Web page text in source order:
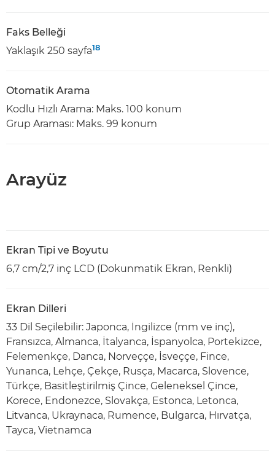
Faks Belleği
Yaklaşık 250 sayfa18
Otomatik Arama
Kodlu Hızlı Arama: Maks. 100 konum
Grup Araması: Maks. 99 konum
Arayüz
Ekran Tipi ve Boyutu
6,7 cm/2,7 inç LCD (Dokunmatik Ekran, Renkli)
Ekran Dilleri
33 Dil Seçilebilir: Japonca, İngilizce (mm ve inç),
Fransızca, Almanca, İtalyanca, İspanyolca, Portekizce,
Felemenkçe, Danca, Norveççe, İsveççe, Fince,
Yunanca, Lehçe, Çekçe, Rusça, Macarca, Slovence,
Türkçe, Basitleştirilmiş Çince, Geleneksel Çince,
Korece, Endonezce, Slovakça, Estonca, Letonca,
Litvanca, Ukraynaca, Rumence, Bulgarca, Hırvatça,
Tayca, Vietnamca